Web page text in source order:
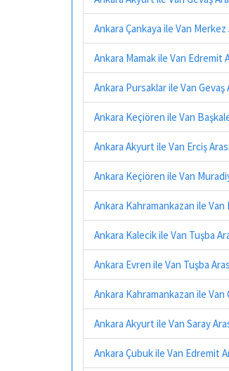
Ankara Çankaya ile Van
Ankara Mamak ile Van Edremit
Ankara Pursaklar ile Van
Ankara Keçiören ile Van
Ankara Akyurt ile Van Erciş
Ankara Keçiören ile Van
Ankara Kahramankazan ile
Ankara Kalecik ile Van Tuşba
Ankara Evren ile Van Tuşba
Ankara Kahramankazan ile
Ankara Akyurt ile Van Saray
Ankara Çubuk ile Van Edremit